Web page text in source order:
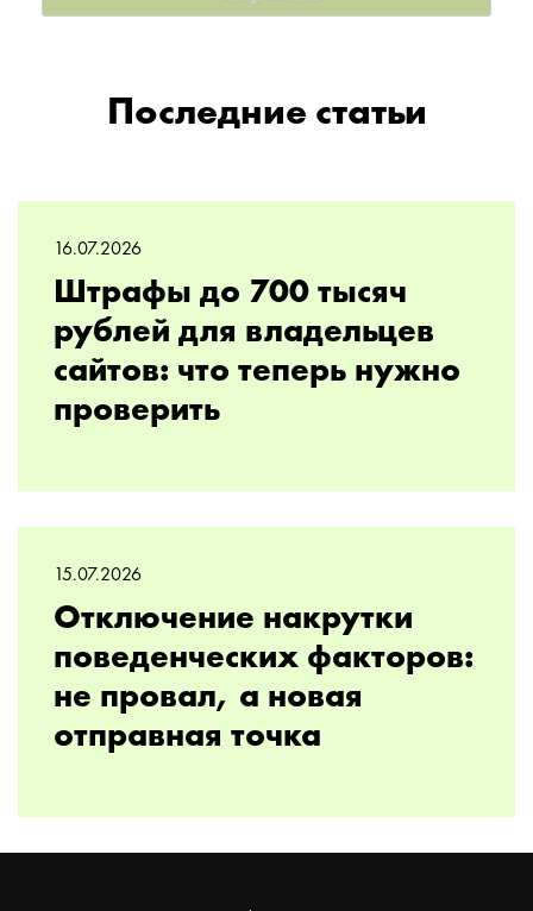
Последние статьи
16.07.2026
Штрафы до 700 тысяч
рублей для владельцев
сайтов: что теперь нужно
проверить
15.07.2026
Отключение накрутки
поведенческих факторов:
не провал, а новая
отправная точка